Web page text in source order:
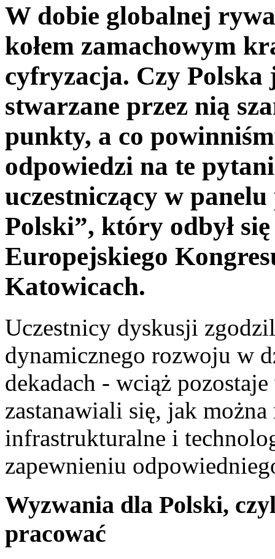
W dobie globalnej
kołem zamachowym
cyfryzacja. Czy Polska
stwarzane przez nią
punkty, a co
odpowiedzi na te
uczestniczący w
Polski”, który odbył
Europejskiego
Katowicach.
Uczestnicy dyskusji
dynamicznego rozwoju w
dekadach - wciąż
zastanawiali się, jak można
infrastrukturalne i
zapewnieniu
Wyzwania dla Polski,
pracować